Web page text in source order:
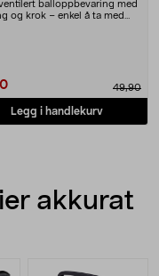
balloppbevaring med
og krok – enkel å ta med
49,90
Legg i handlekurv
akkurat